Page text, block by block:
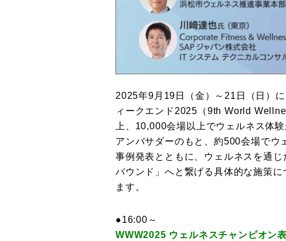
2025年9月19日（金）～21日（日）
ィークエンド2025（9th World
上、10,000会場以上でウェルネス体
アンバサダーのもと、約500会場でウ
事例発表とともに、ウェルネスを通
バウンド」へと繋げる具体的な施策
ます。
●16:00～
WWW2025 ウェルネスチャンピオン